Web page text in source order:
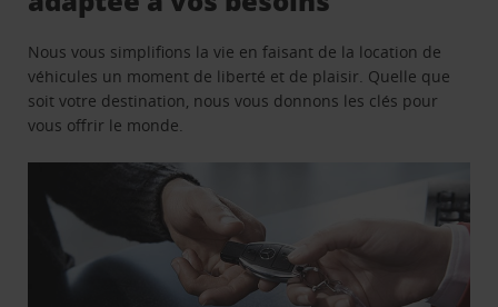
Nous vous simplifions la vie en faisant de la location de
véhicules un moment de liberté et de plaisir. Quelle que
soit votre destination, nous vous donnons les clés pour
vous offrir le monde.